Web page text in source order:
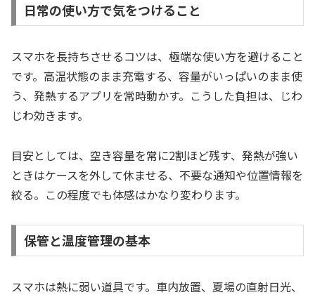
日常の使い方で気をつけること
スマホを長持ちさせるコツは、極端な使い方を避けること
です。高温状態のまま充電する、容量がいっぱいのまま使
う、発熱するアプリを常時動かす。こうした負担は、じわ
じわ効きます。
目安としては、空き容量を常に2割ほど残す、発熱が強い
ときはケースを外して休ませる、不要な通知や位置情報を
絞る。この程度でも体感はかなり変わります。
保管と温度管理の基本
スマホは熱に弱い道具です。車内放置、夏場の直射日光、